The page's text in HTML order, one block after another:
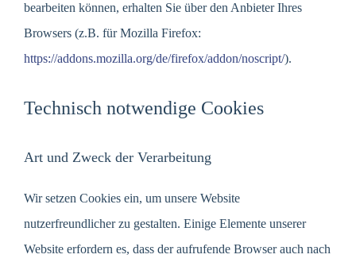
bearbeiten können, erhalten Sie über den Anbieter Ihres
Browsers (z.B. für Mozilla Firefox:
https://addons.mozilla.org/de/firefox/addon/noscript/).
Technisch notwendige Cookies
Art und Zweck der Verarbeitung
Wir setzen Cookies ein, um unsere Website
nutzerfreundlicher zu gestalten. Einige Elemente unserer
Website erfordern es, dass der aufrufende Browser auch nach